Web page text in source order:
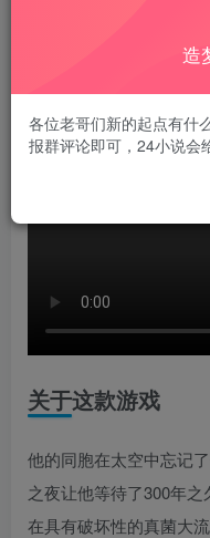
关于这款游戏
他的同胞在太空中忘记
之夜让他等待了300年
在具有破坏性的真菌大
造
各位老哥们新的起点有什
报群评论即可，24小说会